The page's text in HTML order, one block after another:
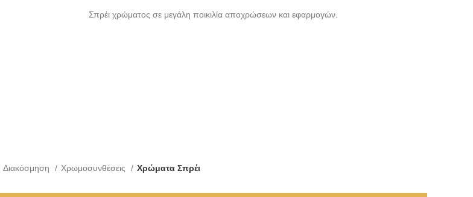
Σπρέι χρώματος σε μεγάλη ποικιλία αποχρώσεων και εφαρμογών.
Διακόσμηση Χρωμοσυνθέσεις Χρώματα Σπρέι